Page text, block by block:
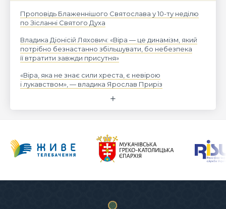
Проповідь Блаженнішого Святослава у 10-ту неділю
по Зісланні Святого Духа
Владика Діонісій Ляхович: «Віра — це динамізм, який
потрібно безнастанно збільшувати, бо небезпека
її втратити завжди присутня»
«Віра, яка не знає сили хреста, є невірою
і лукавством», — владика Ярослав Приріз